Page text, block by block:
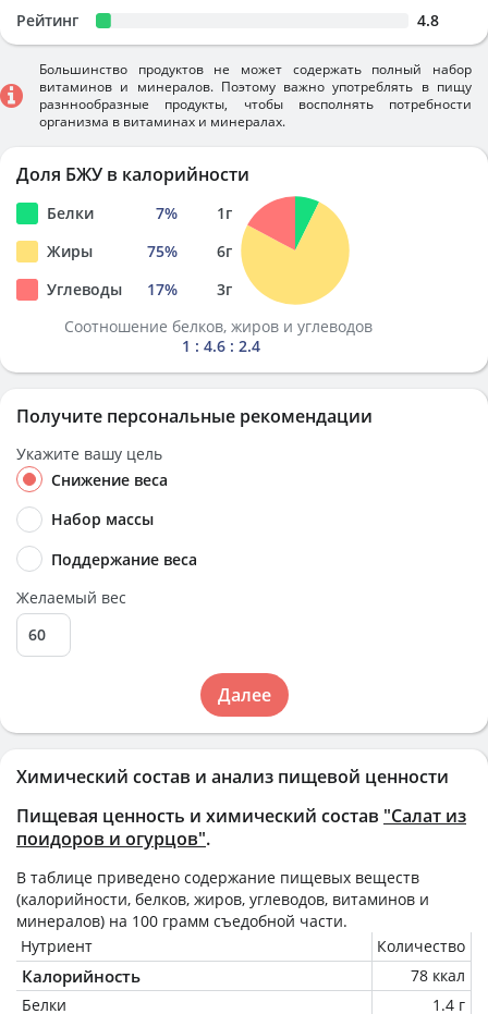
Химический состав и анализ пищевой ценности
Пищевая ценность и химический состав "Салат из
поидоров и огурцов".
В таблице приведено содержание пищевых веществ
(калорийности, белков, жиров, углеводов, витаминов и
минералов) на 100 грамм съедобной части.
Нутриент
Количество
Калорийность
78 ккал
Белки
1.4 г
Рейтинг 4.8
Большинство продуктов не может содержать полный набор
витаминов и минералов. Поэтому важно употреблять в пищу
разннообразные продукты, чтобы восполнять потребности
организма в витаминах и минералах.
Доля БЖУ в калорийности
Белки 7% 1г
Жиры
75% 6г
Углеводы
17% 3г
Соотношение белков, жиров и углеводов
1 : 4.6 : 2.4
Получите персональные рекомендации
Укажите вашу цель
Снижение веса
Набор массы
Поддержание веса
Желаемый вес
Далее